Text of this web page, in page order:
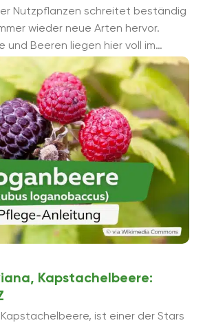
Nutzpflanzen schreitet beständig
wieder neue Arten hervor.
und Beeren liegen hier voll im
erfreuen sich ...
Kapstachelbeere:
ist einer der Stars